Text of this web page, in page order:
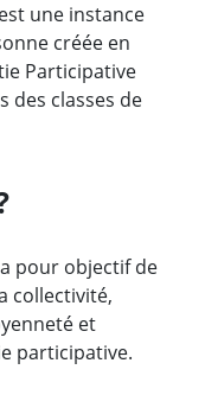
une instance
créée en
Participative
des classes de
pour objectif de
collectivité,
et
participative.